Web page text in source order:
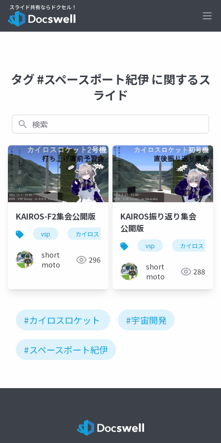
タグ #スペースポート紀伊 に関するス
ライド
検索
KAIROS-F2集会公開版
vsp カイロス
short
moto
296
KAIROS振り返り集会
公開版
vsp カイロス
short
moto
288
#カイロスロケット #宇宙開発
#スペースポート紀伊